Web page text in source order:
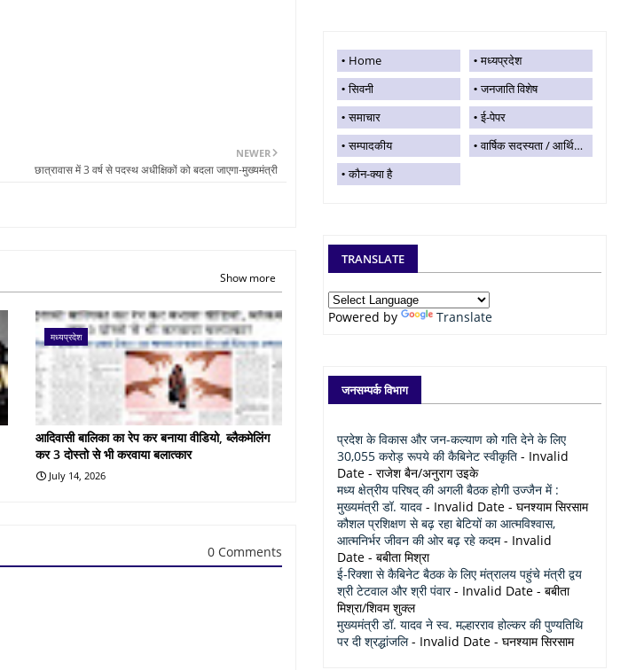
NEWER
छात्रावास में 3 वर्ष से पदस्थ अधीक्षिकों को बदला जाएगा-मुख्यमंत्री
Show more
मध्यप्रदेश
आदिवासी बालिका का रेप कर बनाया वीडियो, ब्लैकमेलिंग
कर 3 दोस्तो से भी करवाया बलात्कार
July 14, 2026
0 Comments
Home
मध्यप्रदेश
सिवनी
जनजाति विशेष
समाचार
ई-पेपर
सम्पादकीय
वार्षिक सदस्यता / आर्थिक सहयोग
कौन-क्या है
TRANSLATE
Powered by Translate
जनसम्पर्क विभाग
प्रदेश के विकास और जन-कल्याण को गति देने के लिए
30,055 करोड़ रूपये की कैबिनेट स्वीकृति - Invalid
Date - राजेश बैन/अनुराग उइके
मध्य क्षेत्रीय परिषद् की अगली बैठक होगी उज्जैन में :
मुख्यमंत्री डॉ. यादव - Invalid Date - घनश्याम सिरसाम
कौशल प्रशिक्षण से बढ़ रहा बेटियों का आत्मविश्वास,
आत्मनिर्भर जीवन की ओर बढ़ रहे कदम- Invalid
Date - बबीता मिश्रा
ई-रिक्शा से कैबिनेट बैठक के लिए मंत्रालय पहुंचे मंत्री द्वय
श्री टेटवाल और श्री पंवार- Invalid Date - बबीता
मिश्रा/शिवम शुक्ल
मुख्यमंत्री डॉ. यादव ने स्व. मल्हारराव होल्कर की पुण्यतिथि
पर दी श्रद्धांजलि- Invalid Date - घनश्याम सिरसाम